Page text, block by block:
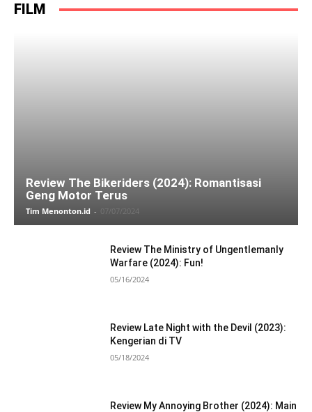
FILM
Review The Bikeriders (2024): Romantisasi
Geng Motor Terus
Tim Menonton.id - 07/07/2024
Review The Ministry of Ungentlemanly
Warfare (2024): Fun!
05/16/2024
Review Late Night with the Devil (2023):
Kengerian di TV
05/18/2024
Review My Annoying Brother (2024): Main